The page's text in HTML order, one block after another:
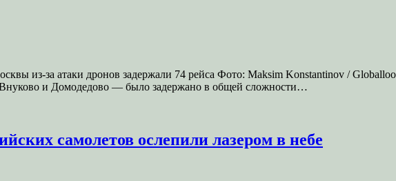
из-за атаки дронов задержали 74 рейса Фото: Maksim Konstantinov /
и Домодедово — было задержано в общей сложности…
самолетов ослепили лазером в небе